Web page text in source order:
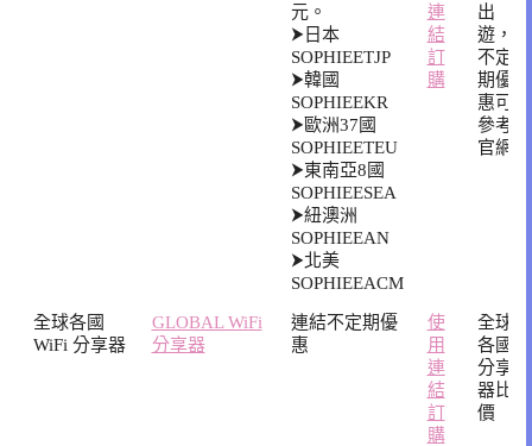
元。
⮞日本
SOPHIEETJP
⮞韓國
SOPHIEEKR
⮞歐洲37國
SOPHIEETEU
⮞東南亞8國
SOPHIEESEA
⮞紐澳洲
SOPHIEEAN
⮞北美
SOPHIEEACM
連
結
訂
購
出
遊，
不定
期優
惠可
參考
官網
全球各國
WiFi 分享器
GLOBAL WiFi
分享器
連結不定期優
惠
使
用
連
結
訂
購
全球
各國
分享
器比
價